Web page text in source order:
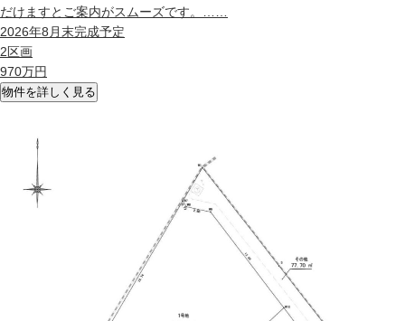
だけますとご案内がスムーズです。……
2026年8月末完成予定
2区画
970万円
物件を詳しく見る